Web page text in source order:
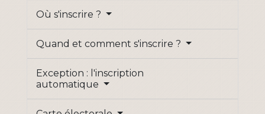
Où s'inscrire ?
Quand et comment s'inscrire ?
Exception : l'inscription
automatique